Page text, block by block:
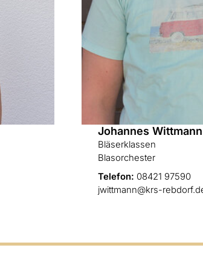
Johannes Wittmann
Bläserklassen
Blasorchester
Telefon: 08421 97590
jwittmann@krs-